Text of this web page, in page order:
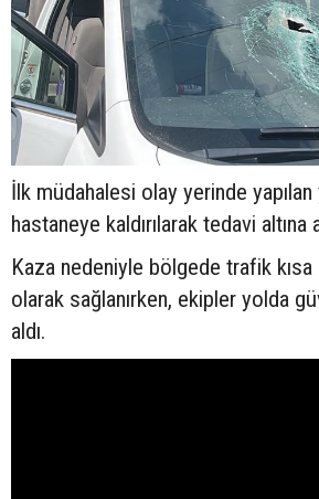
İlk müdahalesi olay yerinde yapılan
hastaneye kaldırılarak tedavi altına
Kaza nedeniyle bölgede trafik
olarak sağlanırken, ekipler yolda
aldı.